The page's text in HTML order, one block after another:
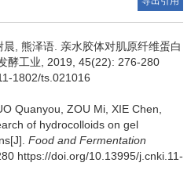
晨 熊泽语 亲水胶体对肌原纤维蛋白
酵工业, 2019, 45(22): 276-280
1802/ts.021016
Quanyou ZOU Mi XIE Chen
of hydrocolloids on gel
Food and Fermentation
https://doi.org/10.13995/j.cnki.11-